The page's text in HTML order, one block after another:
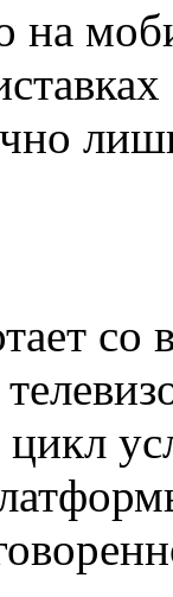
на